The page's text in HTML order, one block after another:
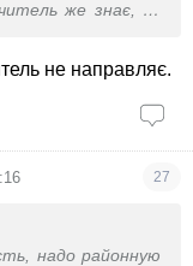
же знає, за
не направляє.
27
надо районную